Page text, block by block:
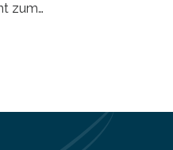
zum
Agentur für
zur gezielten
in schwierigen